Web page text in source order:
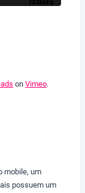
on Vimeo.
mobile, um
possuem um